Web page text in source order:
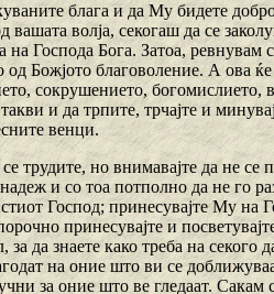
блага и да Му бидете
волја, секогаш да се
на Господа Бога. Затоа,
Божјото благоволение. А ова
сокрушението,
и да трпите, трчајте и
венци.
трудите, но внимавајте да не
и со тоа потполно да не го
Господ; принесувајте Му
принесувајте и
за да знаете како треба на
на оние што ви се
за оние што ве гледаат. Сакам